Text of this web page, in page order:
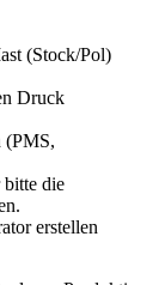
(Stock/Pol)
Druck
(PMS,
die
erstellen